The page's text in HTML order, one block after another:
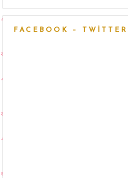
FACEBOOK – TWITTER